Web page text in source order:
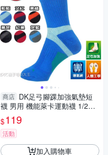
商店 DK足弓腳踝加強氣墊短
襪 男用 機能萊卡運動襪 1/2襪
【DK大王】
$119
活動
加入購物車